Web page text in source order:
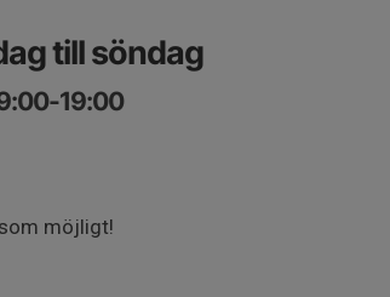
till söndag
19:00
möjligt!